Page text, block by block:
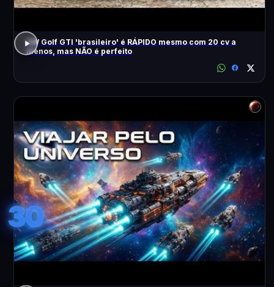
VW Golf GTI 'brasileiro' é RÁPIDO mesmo com 20 cv a
menos, mas NÃO é perfeito
30